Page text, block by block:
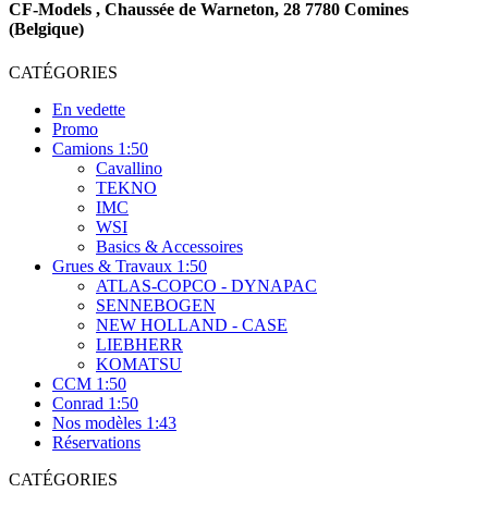
CF-Models , Chaussée de Warneton, 28 7780 Comines
(Belgique)
CATÉGORIES
En vedette
Promo
Camions 1:50
Cavallino
TEKNO
IMC
WSI
Basics & Accessoires
Grues & Travaux 1:50
ATLAS-COPCO - DYNAPAC
SENNEBOGEN
NEW HOLLAND - CASE
LIEBHERR
KOMATSU
CCM 1:50
Conrad 1:50
Nos modèles 1:43
Réservations
CATÉGORIES